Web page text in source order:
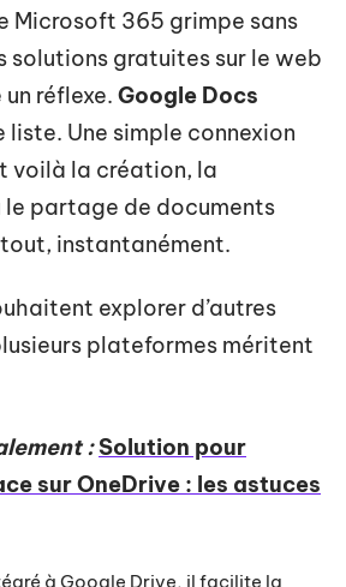
Microsoft 365 grimpe sans
solutions gratuites sur le web
réflexe. Google Docs
Une simple connexion
voilà la création, la
partage de documents
instantanément.
explorer d’autres
plateformes méritent
: Solution pour
sur OneDrive : les astuces
à Google Drive, il facilite la